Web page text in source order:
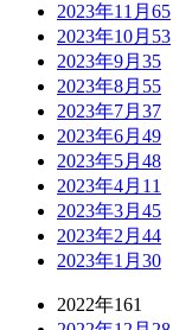
2023年11月 65
2023年10月 53
2023年9月 35
2023年8月 55
2023年7月 37
2023年6月 49
2023年5月 48
2023年4月 11
2023年3月 45
2023年2月 44
2023年1月 30
2022年161